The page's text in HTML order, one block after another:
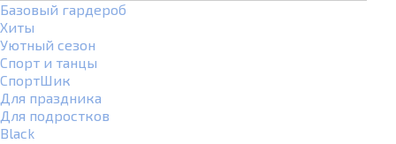
Базовый гардероб
Хиты
Уютный сезон
Спорт и танцы
СпортШик
Для праздника
Для подростков
Black